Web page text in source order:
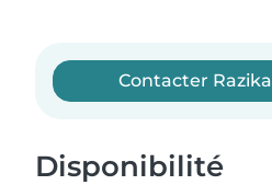
Contacter Razika
Disponibilité